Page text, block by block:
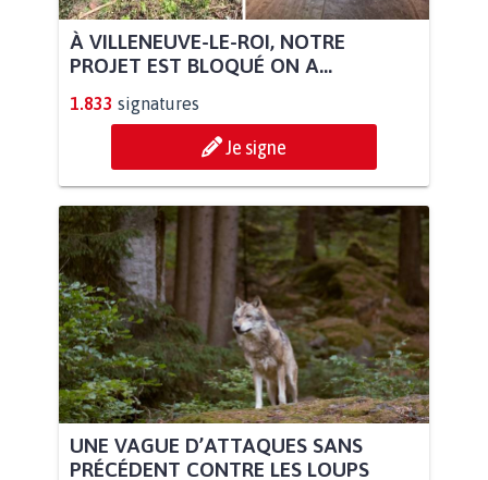
À VILLENEUVE-LE-ROI, NOTRE
PROJET EST BLOQUÉ ON A...
1.833 signatures
Je signe
UNE VAGUE D’ATTAQUES SANS
PRÉCÉDENT CONTRE LES LOUPS